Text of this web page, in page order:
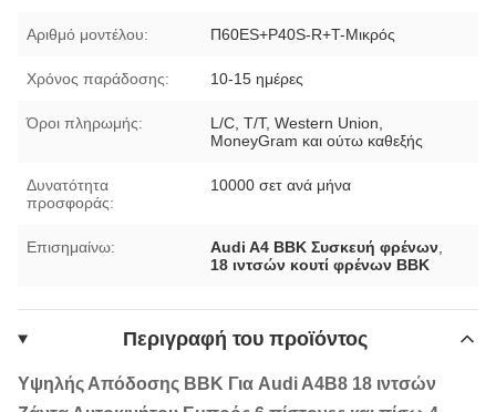
Αριθμό μοντέλου: Π60ES+P40S-R+T-Μικρός
Χρόνος παράδοσης: 10-15 ημέρες
Όροι πληρωμής:
L/C, T/T, Western Union,
MoneyGram και ούτω καθεξής
Δυνατότητα
προσφοράς:
10000 σετ ανά μήνα
Επισημαίνω: Audi A4 BBK Συσκευή φρένων
18 ιντσών κουτί φρένων BBK
Περιγραφή του προϊόντος
Υψηλής Απόδοσης BBK Για Audi A4B8 18 ιντσών